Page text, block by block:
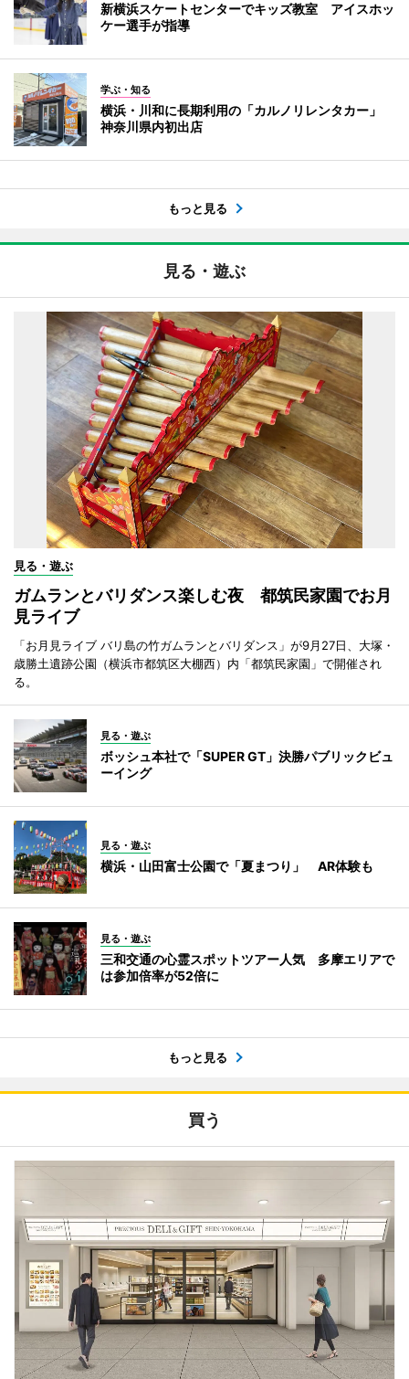
新横浜スケートセンターでキッズ教室 アイスホッ
ケー選手が指導
学ぶ・知る
横浜・川和に長期利用の「カルノリレンタカー」
神奈川県内初出店
もっと見る
見る・遊ぶ
見る・遊ぶ
ガムランとバリダンス楽しむ夜 都筑民家園でお月
見ライブ
「お月見ライブ バリ島の竹ガムランとバリダンス」が9月27日、大塚・
歳勝土遺跡公園（横浜市都筑区大棚西）内「都筑民家園」で開催され
る。
見る・遊ぶ
ボッシュ本社で「SUPER GT」決勝パブリックビュ
ーイング
見る・遊ぶ
横浜・山田富士公園で「夏まつり」 AR体験も
見る・遊ぶ
三和交通の心霊スポットツアー人気 多摩エリアで
は参加倍率が52倍に
もっと見る
買う